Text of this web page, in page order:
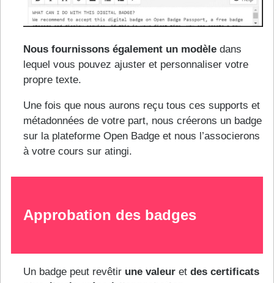
Nous fournissons également un modèle dans
lequel vous pouvez ajuster et personnaliser votre
propre texte.
Une fois que nous aurons reçu tous ces supports et
métadonnées de votre part, nous créerons un badge
sur la plateforme Open Badge et nous l’associerons
à votre cours sur atingi.
Approbation des badges
Un badge peut revêtir une valeur et des certificats